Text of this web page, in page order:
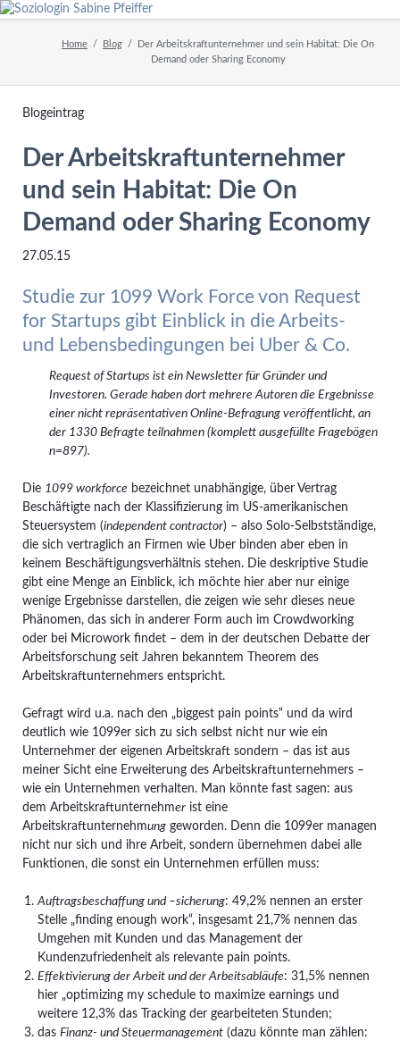
Home Blog
Der Arbeitskraftunternehmer und sein Habitat: Die On
Demand oder Sharing Economy
Blogeintrag
Der Arbeitskraftunternehmer
und sein Habitat: Die On
Demand oder Sharing Economy
27.05.15
Studie zur 1099 Work Force von Request
for Startups gibt Einblick in die Arbeits-
und Lebensbedingungen bei Uber & Co.
Request of Startups ist ein Newsletter für Gründer und
Investoren. Gerade haben dort mehrere Autoren die Ergebnisse
einer nicht repräsentativen Online-Befragung veröffentlicht, an
der 1330 Befragte teilnahmen (komplett ausgefüllte Fragebögen
n=897).
Die 1099 workforce bezeichnet unabhängige, über Vertrag
Beschäftigte nach der Klassifizierung im US-amerikanischen
Steuersystem (independent contractor) – also Solo-Selbstständige,
die sich vertraglich an Firmen wie Uber binden aber eben in
keinem Beschäftigungsverhältnis stehen. Die deskriptive Studie
gibt eine Menge an Einblick, ich möchte hier aber nur einige
wenige Ergebnisse darstellen, die zeigen wie sehr dieses neue
Phänomen, das sich in anderer Form auch im Crowdworking
oder bei Microwork findet – dem in der deutschen Debatte der
Arbeitsforschung seit Jahren bekanntem Theorem des
Arbeitskraftunternehmers entspricht.
Gefragt wird u.a. nach den „biggest pain points“ und da wird
deutlich wie 1099er sich zu sich selbst nicht nur wie ein
Unternehmer der eigenen Arbeitskraft sondern – das ist aus
meiner Sicht eine Erweiterung des Arbeitskraftunternehmers –
wie ein Unternehmen verhalten. Man könnte fast sagen: aus
dem Arbeitskraftunternehmerist eine
Arbeitskraftunternehmunggeworden. Denn die 1099er managen
nicht nur sich und ihre Arbeit, sondern übernehmen dabei alle
Funktionen, die sonst ein Unternehmen erfüllen muss:
Auftragsbeschaffung und –sicherung: 49,2% nennen an erster
Stelle „finding enough work“, insgesamt 21,7% nennen das
Umgehen mit Kunden und das Management der
Kundenzufriedenheit als relevante pain points.
Effektivierung der Arbeit und der Arbeitsabläufe: 31,5% nennen
hier „optimizing my schedule to maximize earnings und
weitere 12,3% das Tracking der gearbeiteten Stunden;
dasFinanz- und Steuermanagement (dazu könnte man zählen: